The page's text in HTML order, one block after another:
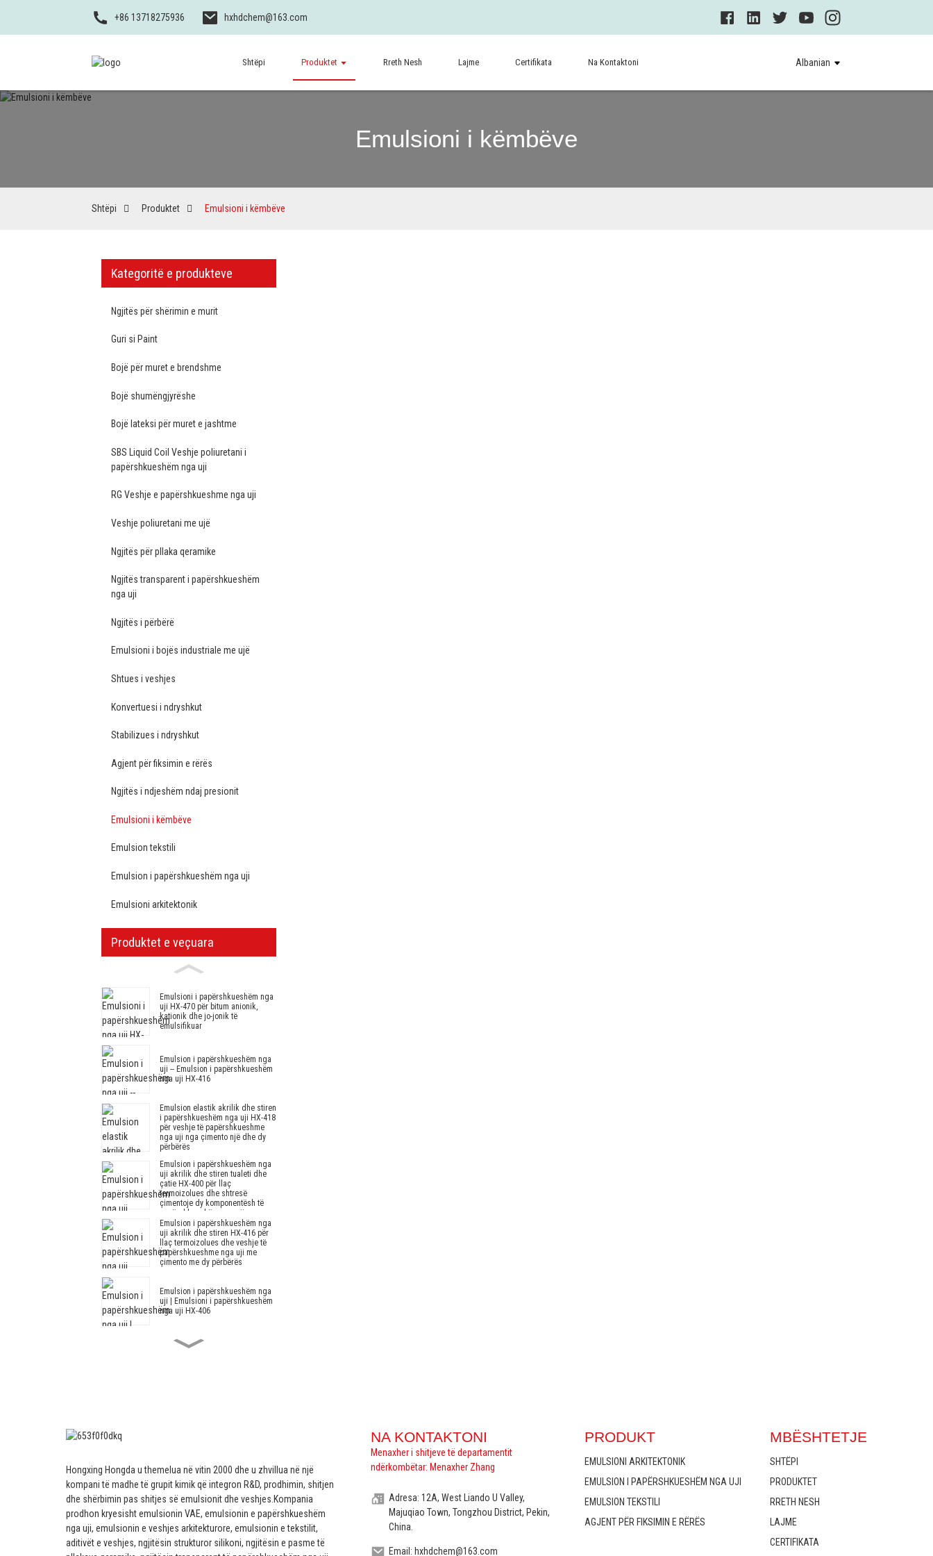
+86 13718275936 hxhdchem@163.com
Shtëpi Produktet Rreth Nesh Lajme Certifikata Na Kontaktoni Albanian
Emulsioni i këmbëve
Shtëpi Produktet Emulsioni i këmbëve
Kategoritë e produkteve
Ngjitës për shërimin e murit
Guri si Paint
Bojë për muret e brendshme
Bojë shumëngjyrëshe
Bojë lateksi për muret e jashtme
SBS Liquid Coil Veshje poliuretani i
papërshkueshëm nga uji
RG Veshje e papërshkueshme nga uji
Veshje poliuretani me ujë
Ngjitës për pllaka qeramike
Ngjitës transparent i papërshkueshëm
nga uji
Ngjitës i përbërë
Emulsioni i bojës industriale me ujë
Shtues i veshjes
Konvertuesi i ndryshkut
Stabilizues i ndryshkut
Agjent për fiksimin e rërës
Ngjitës i ndjeshëm ndaj presionit
Emulsioni i këmbëve
Emulsion tekstili
Emulsion i papërshkueshëm nga uji
Emulsioni arkitektonik
Produktet e veçuara
Emulsioni i papërshkueshëm nga
uji HX-470 për bitum anionik,
kationik dhe jo-jonik të
emulsifikuar
Emulsion i papërshkueshëm nga
uji -- Emulsion i papërshkueshëm
nga uji HX-416
Emulsion elastik akrilik dhe stiren
i papërshkueshëm nga uji HX-418
për veshje të papërshkueshme
nga uji nga çimento një dhe dy
përbërës
Emulsion i papërshkueshëm nga
uji akrilik dhe stiren tualeti dhe
çatie HX-400 për llaç
termoizolues dhe shtresë
çimentoje dy komponentësh të
papërshkueshëm nga uji
Emulsion i papërshkueshëm nga
uji akrilik dhe stiren HX-416 për
llaç termoizolues dhe veshje të
papërshkueshme nga uji me
çimento me dy përbërës
Emulsion i papërshkueshëm nga
uji | Emulsioni i papërshkueshëm
nga uji HX-406
Emulsion i papërshkueshëm nga
stiren i modifikuar HX-303 për
veshjen e murit të jashtëm dhe të
brendshëm të klasës së mesme
dhe të lartë
Emulsioni arkitekturor -- Emulsioni
arkitekturor HX-302G
Hongxing Hongda u themelua në vitin 2000 dhe u zhvillua në një
kompani të madhe të grupit kimik që integron R&D, prodhimin, shitjen
dhe shërbimin pas shitjes së emulsionit dhe veshjes.Kompania
prodhon kryesisht emulsionin VAE, emulsionin e papërshkueshëm
nga uji, emulsionin e veshjes arkitekturore, emulsionin e tekstilit,
aditivët e veshjes, ngjitësin strukturor silikoni, ngjitësin e pasme të
NA KONTAKTONI
Menaxher i shitjeve të departamentit
ndërkombëtar: Menaxher Zhang
Adresa: 12A, West Liando U Valley,
Majuqiao Town, Tongzhou District, Pekin,
China.
Email: hxhdchem@163.com
PRODUKT
EMULSIONI ARKITEKTONIK
EMULSION I PAPËRSHKUESHËM NGA UJI
EMULSION TEKSTILI
AGJENT PËR FIKSIMIN E RËRËS
MBËSHTETJE
SHTËPI
PRODUKTET
RRETH NESH
LAJME
CERTIFIKATA